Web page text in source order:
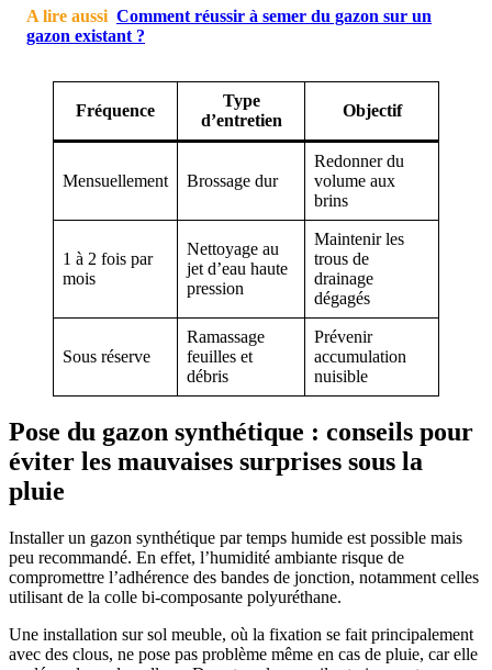
A lire aussi Comment réussir à semer du gazon sur un
gazon existant ?
Fréquence
Type
d’entretien
Objectif
Mensuellement Brossage dur
Redonner du
volume aux
brins
1 à 2 fois par
mois
Nettoyage au
jet d’eau haute
pression
Maintenir les
trous de
drainage
dégagés
Sous réserve
Ramassage
feuilles et
débris
Prévenir
accumulation
nuisible
Pose du gazon synthétique : conseils pour
éviter les mauvaises surprises sous la
pluie
Installer un gazon synthétique par temps humide est possible mais
peu recommandé. En effet, l’humidité ambiante risque de
compromettre l’adhérence des bandes de jonction, notamment celles
utilisant de la colle bi-composante polyuréthane.
Une installation sur sol meuble, où la fixation se fait principalement
avec des clous, ne pose pas problème même en cas de pluie, car elle